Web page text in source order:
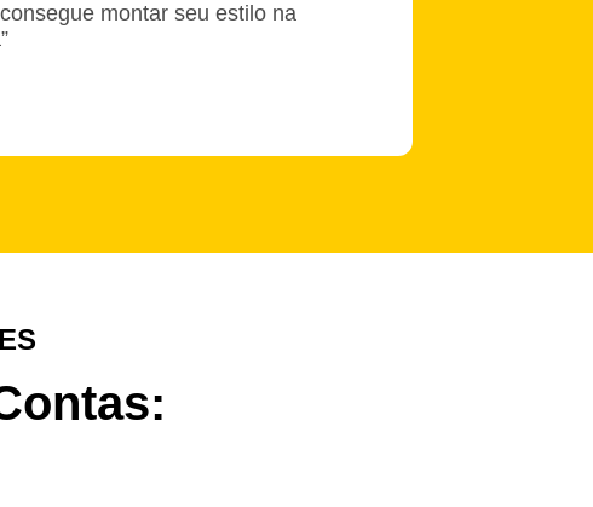
montar seu estilo na